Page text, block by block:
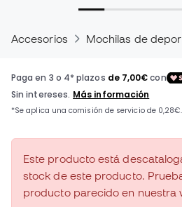
Accesorios Mochilas de
Este producto está
stock de este producto.
producto parecido en nuestra